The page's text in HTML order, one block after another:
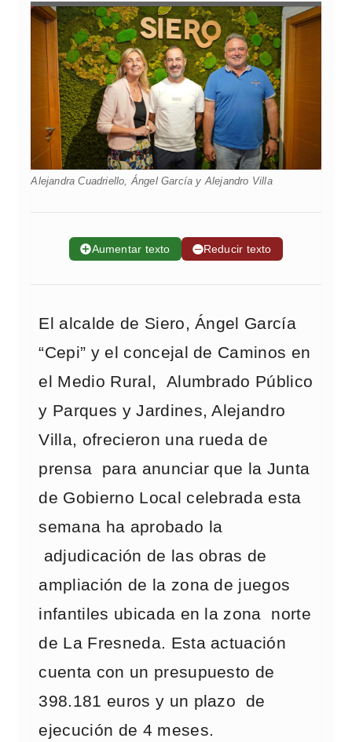
Alejandra Cuadriello, Ángel García y Alejandro Villa
➕Aumentar texto ➖Reducir texto
El alcalde de Siero, Ángel García
“Cepi” y el concejal de Caminos en
el Medio Rural, Alumbrado Público
y Parques y Jardines, Alejandro
Villa, ofrecieron una rueda de
prensa para anunciar que la Junta
de Gobierno Local celebrada esta
semana ha aprobado la
adjudicación de las obras de
ampliación de la zona de juegos
infantiles ubicada en la zona norte
de La Fresneda. Esta actuación
cuenta con un presupuesto de
398.181 euros y un plazo de
ejecución de 4 meses.